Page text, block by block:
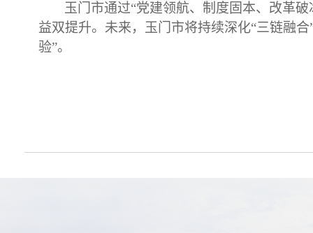
玉门市通过“党建领航、制度固本、改革
益双提升。未来，玉门市将持续深化“三链融
验”。